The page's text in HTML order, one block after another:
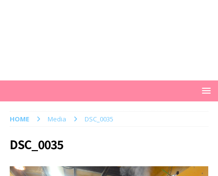
HOME Media DSC_0035
DSC_0035